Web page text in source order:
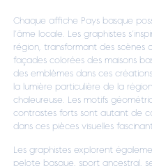
Chaque affiche Pays basque
l’âme locale. Les graphistes
région, transformant des scènes
façades colorées des maisons
des emblèmes dans ces
la lumière particulière de la
chaleureuse. Les motifs
contrastes forts sont autant de
dans ces pièces visuelles
Les graphistes explorent
pelote basque, sport ancestral,